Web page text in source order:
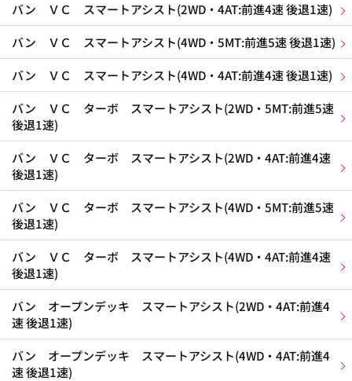
バン ＶＣ スマートアシスト(2WD・4AT:前進4速 後退1速)
バン ＶＣ スマートアシスト(4WD・5MT:前進5速 後退1速)
バン ＶＣ スマートアシスト(4WD・4AT:前進4速 後退1速)
バン ＶＣ ターボ スマートアシスト(2WD・5MT:前進5速
後退1速)
バン ＶＣ ターボ スマートアシスト(2WD・4AT:前進4速
後退1速)
バン ＶＣ ターボ スマートアシスト(4WD・5MT:前進5速
後退1速)
バン ＶＣ ターボ スマートアシスト(4WD・4AT:前進4速
後退1速)
バン オープンデッキ スマートアシスト(2WD・4AT:前進4
速 後退1速)
バン オープンデッキ スマートアシスト(4WD・4AT:前進4
速 後退1速)